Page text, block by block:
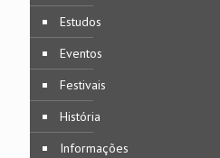
Estudos
Eventos
Festivais
História
Informações